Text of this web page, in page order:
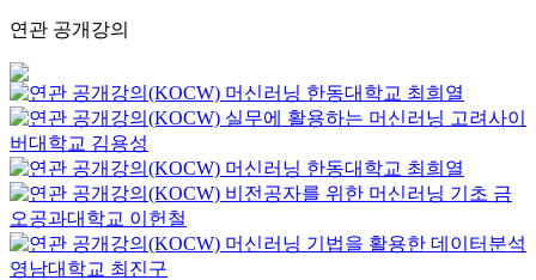
연관 공개강의
머신러닝 한동대학교 최희열
실무에 활용하는 머신러닝 고려사이
버대학교 김용성
머신러닝 한동대학교 최희열
비전공자를 위한 머신러닝 기초 금
오공과대학교 이헌철
머신러닝 기법을 활용한 데이터분석
영남대학교 최진구